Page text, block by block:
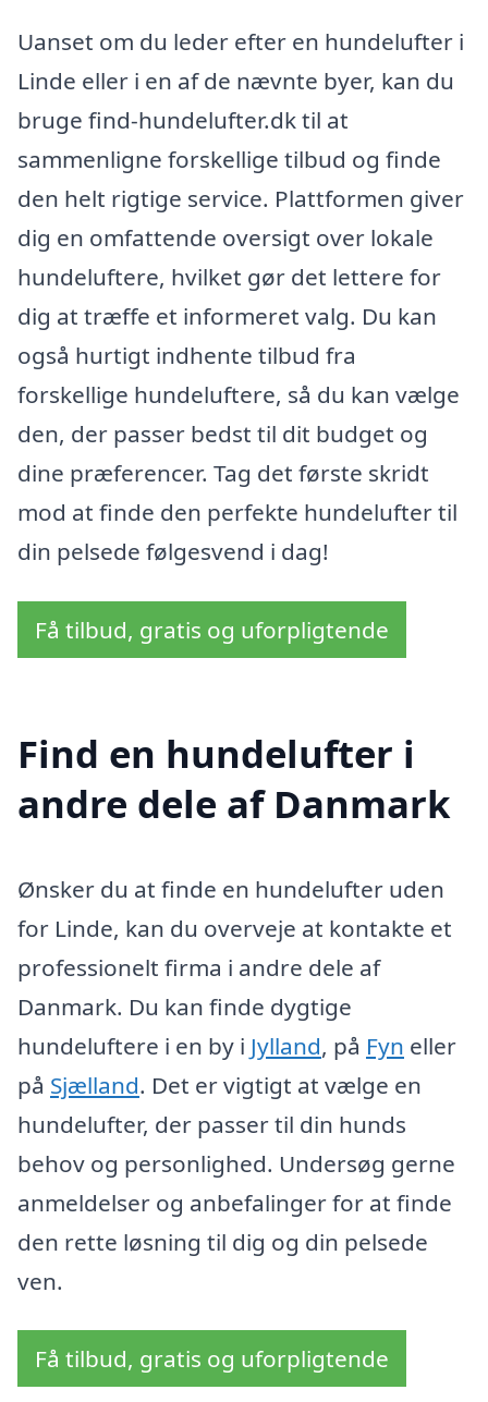
Uanset om du leder efter en hundelufter i
Linde eller i en af de nævnte byer, kan du
bruge find-hundelufter.dk til at
sammenligne forskellige tilbud og finde
den helt rigtige service. Plattformen giver
dig en omfattende oversigt over lokale
hundeluftere, hvilket gør det lettere for
dig at træffe et informeret valg. Du kan
også hurtigt indhente tilbud fra
forskellige hundeluftere, så du kan vælge
den, der passer bedst til dit budget og
dine præferencer. Tag det første skridt
mod at finde den perfekte hundelufter til
din pelsede følgesvend i dag!
Få tilbud, gratis og uforpligtende
Find en hundelufter i
andre dele af Danmark
Ønsker du at finde en hundelufter uden
for Linde, kan du overveje at kontakte et
professionelt firma i andre dele af
Danmark. Du kan finde dygtige
hundeluftere i en by i Jylland, på Fyn eller
på Sjælland. Det er vigtigt at vælge en
hundelufter, der passer til din hunds
behov og personlighed. Undersøg gerne
anmeldelser og anbefalinger for at finde
den rette løsning til dig og din pelsede
ven.
Få tilbud, gratis og uforpligtende